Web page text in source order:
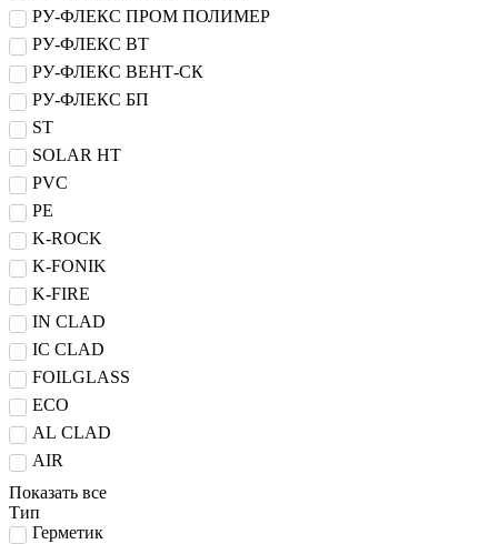
РУ-ФЛЕКС ПРОМ ПОЛИМЕР
РУ-ФЛЕКС ВТ
РУ-ФЛЕКС ВЕНТ-СК
РУ-ФЛЕКС БП
ST
SOLAR HT
PVC
PE
K-ROCK
K-FONIK
K-FIRE
IN CLAD
IC CLAD
FOILGLASS
ECO
AL CLAD
AIR
Показать все
Тип
Герметик